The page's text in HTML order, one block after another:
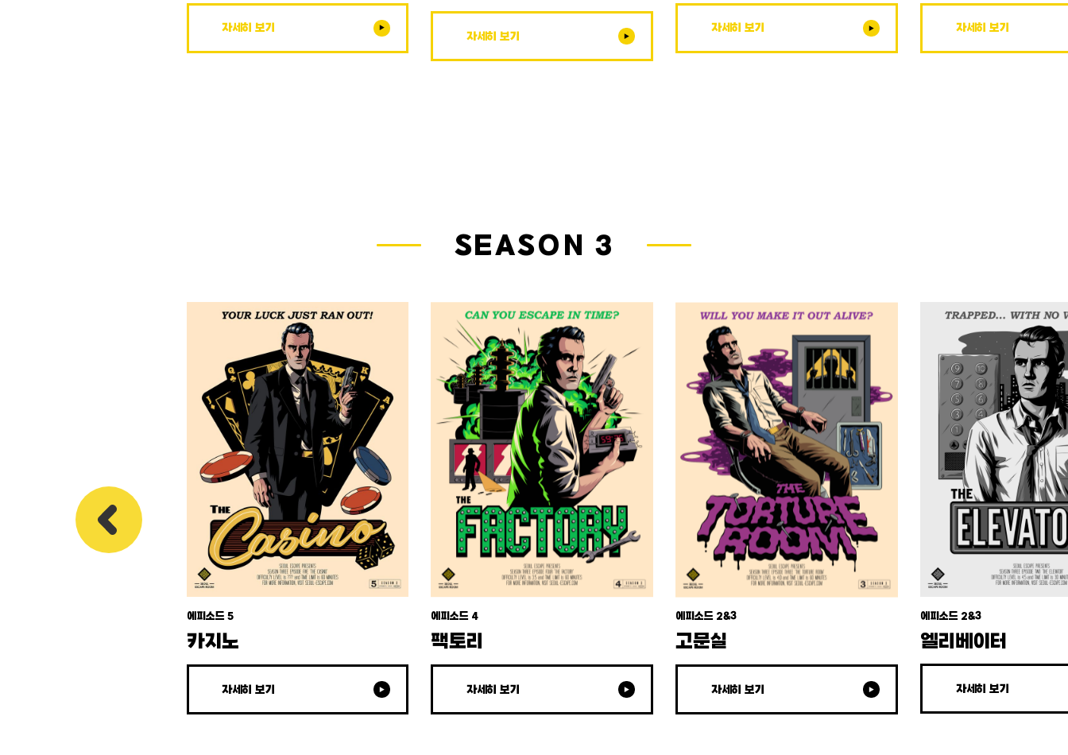
자세히 보기
자세히 보기
자세히 보기 자세히 보기
SEASON 3
에피소드 5
카지노
자세히 보기
에피소드 4
팩토리
자세히 보기
에피소드 2&3
고문실
자세히 보기
에피소드 2&3
엘리베이터
자세히 보기